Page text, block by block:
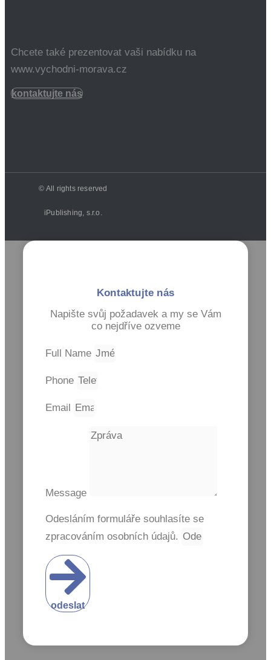
Chcete také prezentovat vaši nabídku na
www.vychodni-morava.cz
kontaktujte nás
© All rights reserved
iPublishing, s.r.o.
Kontaktujte nás
Napište svůj požadavek a my se Vám
co nejdříve ozveme
Full Name
Phone
Email
Message
Odesláním formuláře souhlasíte se
zpracováním osobních údajů.
odeslat